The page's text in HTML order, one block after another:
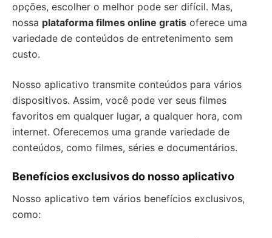
opções, escolher o melhor pode ser difícil. Mas,
nossa plataforma filmes online gratis oferece uma
variedade de conteúdos de entretenimento sem
custo.
Nosso aplicativo transmite conteúdos para vários
dispositivos. Assim, você pode ver seus filmes
favoritos em qualquer lugar, a qualquer hora, com
internet. Oferecemos uma grande variedade de
conteúdos, como filmes, séries e documentários.
Benefícios exclusivos do nosso aplicativo
Nosso aplicativo tem vários benefícios exclusivos,
como: